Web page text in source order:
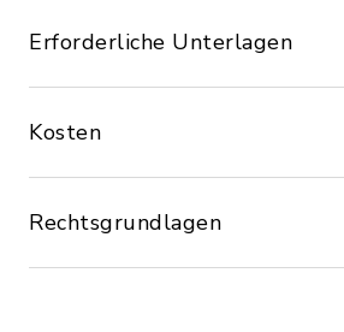
Erforderliche Unterlagen
Kosten
Rechtsgrundlagen